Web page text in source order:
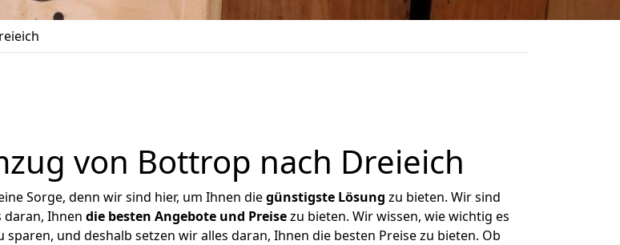
von Bottrop nach Dreieich
Sorge, denn wir sind hier, um Ihnen diegünstigste Lösung zu bieten. Wir sind
Ihnen die besten Angebote und Preisezu bieten. Wir wissen, wie wichtig es
und deshalb setzen wir alles daran, Ihnen die besten Preise zu bieten. Ob